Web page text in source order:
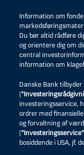
Information om
Du bør altid rådføre
og orientere dig om
central
information om
Danske Bank
(
investeringsservice,
ordrer med
og forvaltning af
(”Investeringsservice”
bosiddende i USA, jf.